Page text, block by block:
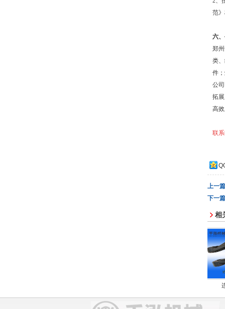
范
六
郑
类
件
公
拓
高
联系
上一
下一
相
连接